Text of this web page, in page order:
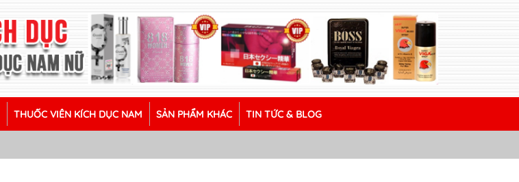
THUỐC VIÊN KÍCH DỤC NAM SẢN PHẨM KHÁC TIN TỨC & BLOG